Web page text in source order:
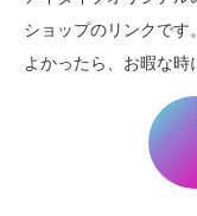
ショップのリンクです。
よかったら、お暇な時